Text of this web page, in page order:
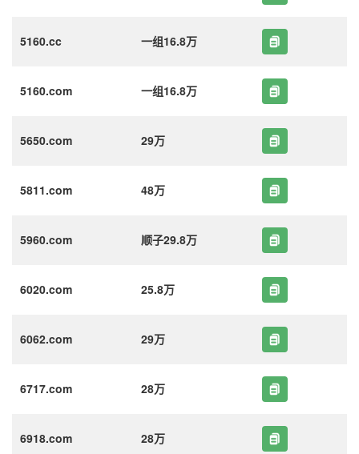
5160.cc 一组16.8万
5160.com 一组16.8万
5650.com 29万
5811.com 48万
5960.com 顺子29.8万
6020.com 25.8万
6062.com 29万
6717.com 28万
6918.com 28万